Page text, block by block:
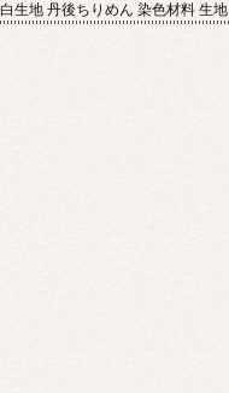
白生地 丹後ちりめん 染色材料 生